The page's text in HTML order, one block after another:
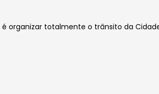
é organizar totalmente o trânsito da